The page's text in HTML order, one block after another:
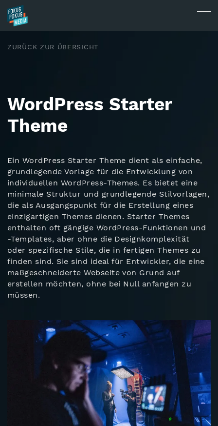
Skip to main content
ZURÜCK ZUR ÜBERSICHT
WordPress Starter
Theme
Ein WordPress Starter Theme dient als einfache,
grundlegende Vorlage für die Entwicklung von
individuellen WordPress-Themes. Es bietet eine
minimale Struktur und grundlegende Stilvorlagen,
die als Ausgangspunkt für die Erstellung eines
einzigartigen Themes dienen. Starter Themes
enthalten oft gängige WordPress-Funktionen und
-Templates, aber ohne die Designkomplexität
oder spezifische Stile, die in fertigen Themes zu
finden sind. Sie sind ideal für Entwickler, die eine
maßgeschneiderte Webseite von Grund auf
erstellen möchten, ohne bei Null anfangen zu
müssen.